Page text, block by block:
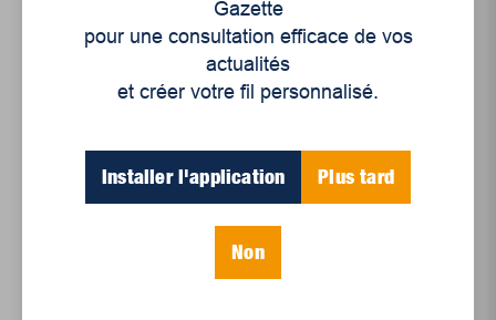
Et les politiques peinent à suivre
Le sommeil, nouveau défi de santé publique
arts de la scène arts visuels culture
Gazette
pour une consultation efficace de vos
actualités
et créer votre fil personnalisé.
Installer l'application Plus tard
Non